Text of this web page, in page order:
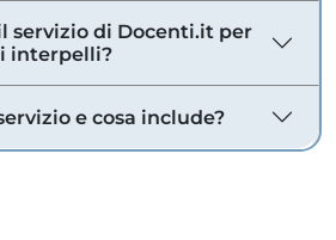
servizio di Docenti.it per
interpelli?
e cosa include?